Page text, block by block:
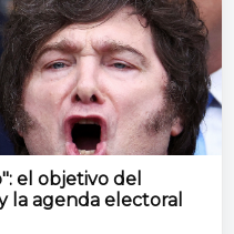
el objetivo del
la agenda electoral